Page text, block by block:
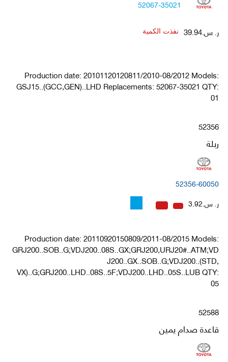
52067-35021
ر. س.39.94 نفذت الكمية
Production date: 20101120120811/2010-08/2012 Models:
GSJ15..(GCC,GEN)..LHD Replacements: 52067-35021 QTY:
01
52356
ربلة
52356-60050
ر. س.3.92
Production date: 20110920150809/2011-08/2015 Models:
GRJ200..SOB..G;VDJ200..08S..GX;GRJ200,URJ20#..ATM;VD
J200..GX..SOB..G;VDJ200..(STD,
VX)..G;GRJ200..LHD..08S..5F;VDJ200..LHD..05S..LUB QTY:
05
52588
قاعدة صدام يمين